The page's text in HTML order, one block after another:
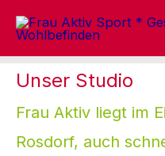
Inhalt
springen
Unser Studio
Frau Aktiv liegt im
Rosdorf, auch